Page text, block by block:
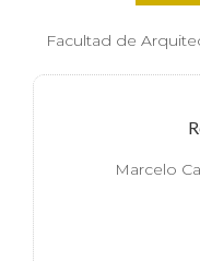
Facultad de
Marcelo